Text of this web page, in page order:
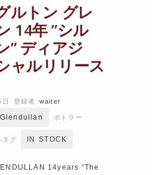
ルトン グレ
14年 ”シル
” ディアジ
ャルリリース
登録者 waiter
Glendullan ボトラー
タグ IN STOCK
14years “The